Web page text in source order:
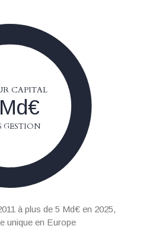
CAPITAL
GESTION
à plus de 5 Md€ en 2025,
unique en Europe